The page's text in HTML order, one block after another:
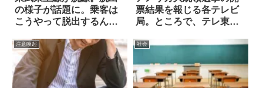
の様子が話題に。乗客は
こうやって脱出するんで
票結果を報じる各テレビ
局。ところで、テレ東
注意喚起 社会